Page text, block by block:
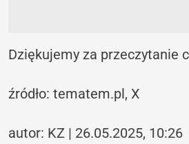
Dziękujemy za przeczytanie
źródło: tematem.pl, X
autor: KZ | 26.05.2025, 10:26